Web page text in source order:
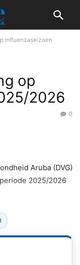
influenzaseizoen
op
2026
0
Aruba (DVG)
2025/2026